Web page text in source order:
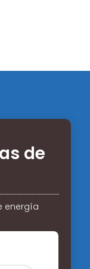
de
energía